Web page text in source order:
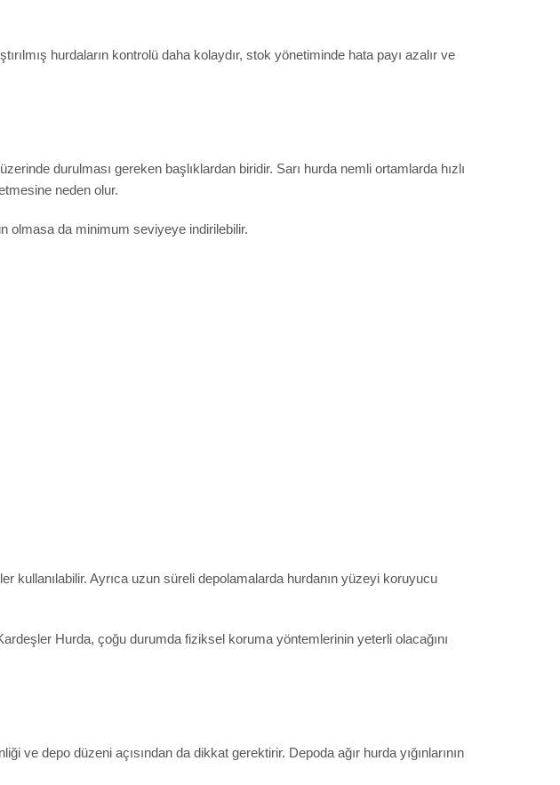
hurdaların kontrolü daha kolaydır, stok yönetiminde hata payı azalır ve
durulması gereken başlıklardan biridir. Sarı hurda nemli ortamlarda hızlı
neden olur.
olmasa da minimum seviyeye indirilebilir.
kullanılabilir. Ayrıca uzun süreli depolamalarda hurdanın yüzeyi koruyucu
Hurda, çoğu durumda fiziksel koruma yöntemlerinin yeterli olacağını
ve depo düzeni açısından da dikkat gerektirir. Depoda ağır hurda yığınlarının